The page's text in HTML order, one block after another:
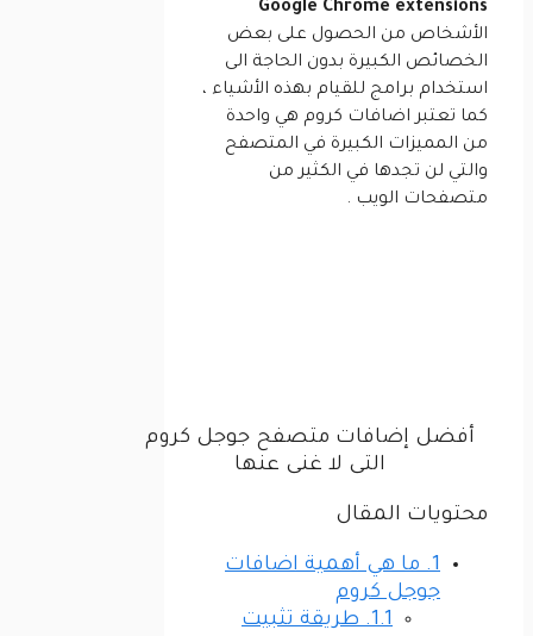
Google Chrome extensions
الأشخاص من الحصول على بعض
الخصائص الكبيرة بدون الحاجة الى
استخدام برامج للقيام بهذه الأشياء ،
كما تعتبر اضافات كروم هي واحدة
من المميزات الكبيرة في المتصفح
والتي لن تجدها في الكثير من
متصفحات الويب .
أفضل إضافات متصفح جوجل كروم
التى لا غنى عنها
محتويات المقال
1. ما هي أهمية اضافات
جوجل كروم
1.1. طريقة تثبيت